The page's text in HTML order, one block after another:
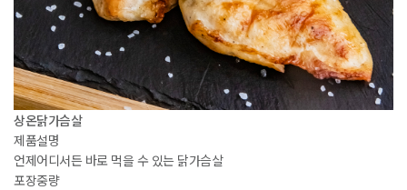
상온닭가슴살
제품설명
언제어디서든 바로 먹을 수 있는 닭가슴살
포장중량